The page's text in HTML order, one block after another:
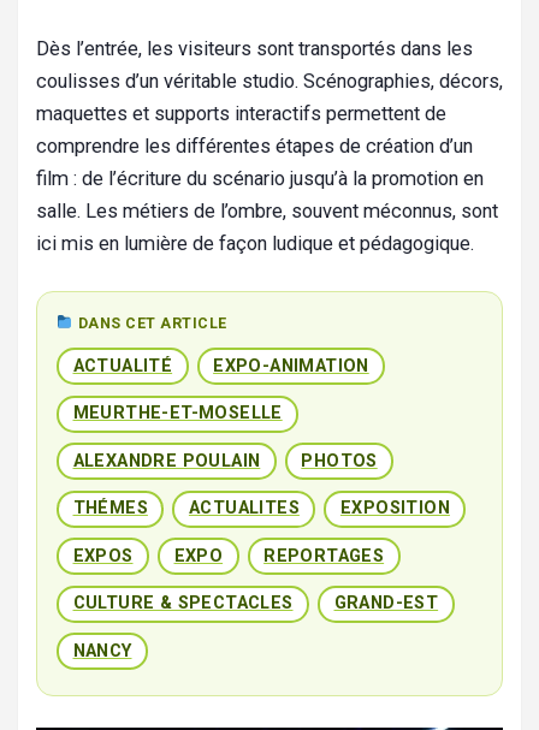
Dès l’entrée, les visiteurs sont transportés dans les
coulisses d’un véritable studio. Scénographies, décors,
maquettes et supports interactifs permettent de
comprendre les différentes étapes de création d’un
film : de l’écriture du scénario jusqu’à la promotion en
salle. Les métiers de l’ombre, souvent méconnus, sont
ici mis en lumière de façon ludique et pédagogique.
DANS CET ARTICLE
ACTUALITÉ EXPO-ANIMATION
MEURTHE-ET-MOSELLE
ALEXANDRE POULAIN PHOTOS
THÉMES ACTUALITES EXPOSITION
EXPOS EXPO REPORTAGES
CULTURE & SPECTACLES GRAND-EST
NANCY